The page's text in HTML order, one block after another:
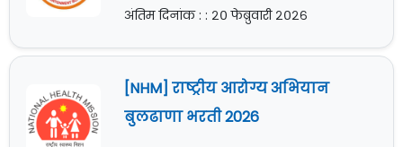
अंतिम दिनांक : : २० फेब्रुवारी २०२६
[NHM] राष्ट्रीय आरोग्य अभियान
बुलढाणा भरती 2026